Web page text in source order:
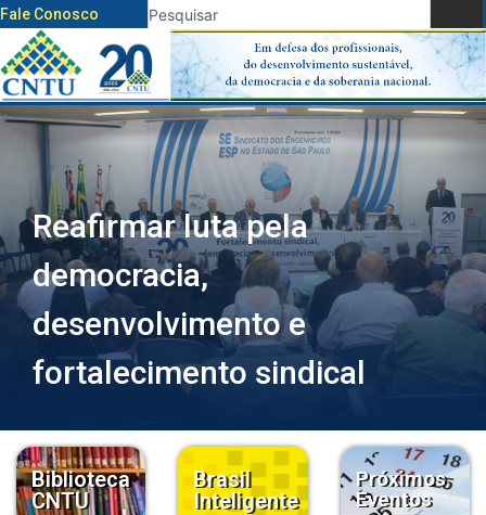
Fale Conosco
Reafirmar luta pela
democracia,
desenvolvimento e
fortalecimento sindical
Biblioteca
CNTU
Brasil
Inteligente
Próximos
Eventos